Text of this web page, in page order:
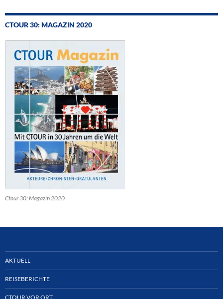
CTOUR 30: MAGAZIN 2020
Ctour 30: Magazin 2020
AKTUELL
REISEBERICHTE
CTOUR VOR ORT